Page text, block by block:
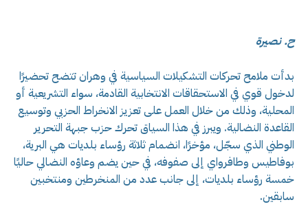
ح. نصيرة
بدأت ملامح تحركات التشكيلات السياسية في وهران تتضح تحضيرًا
لدخول قوي في الاستحقاقات الانتخابية القادمة، سواء التشريعية أو
المحلية، وذلك من خلال العمل على تعزيز الانخراط الحزبي وتوسيع
القاعدة النضالية. ويبرز في هذا السياق تحرك حزب جبهة التحرير
الوطني الذي سجّل، مؤخرًا، انضمام ثلاثة رؤساء بلديات هي البرية،
بوفاطيس وطافرواي إلى صفوفه، في حين يضم وعاؤه النضالي حاليًا
خمسة رؤساء بلديات، إلى جانب عدد من المنخرطين ومنتخبين
سابقين.